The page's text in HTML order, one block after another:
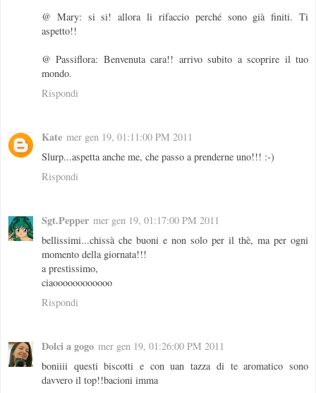
@ Mary: si si! allora li rifaccio perché sono già finiti. Ti
aspetto!!
@ Passiflora: Benvenuta cara!! arrivo subito a scoprire il tuo
mondo.
Rispondi
Kate mer gen 19, 01:11:00 PM 2011
Slurp...aspetta anche me, che passo a prenderne uno!!! :-)
Rispondi
Sgt.Pepper mer gen 19, 01:17:00 PM 2011
bellissimi...chissà che buoni e non solo per il thè, ma per ogni
momento della giornata!!!
a prestissimo,
ciaoooooooooooo
Rispondi
Dolci a gogo mer gen 19, 01:26:00 PM 2011
boniiii questi biscotti e con uan tazza di te aromatico sono
davvero il top!!bacioni imma